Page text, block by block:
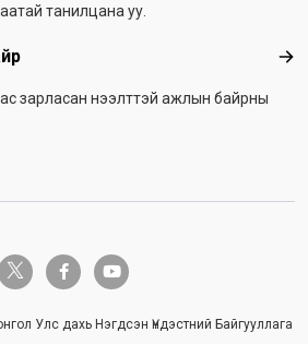
танилцана уу.
зарласан нээлттэй ажлын байрны
twitter-x facebook-fyoutube
Улс дахь Нэгдсэн Үндэстний Байгууллага